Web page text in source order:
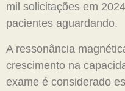
mil solicitações em
pacientes aguardando.
A ressonância
crescimento na
exame é considerado